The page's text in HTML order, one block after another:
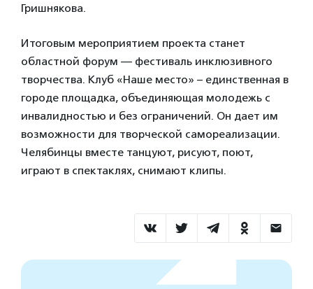
Гришнякова.
Итоговым мероприятием проекта станет
областной форум — фестиваль инклюзивного
творчества. Клуб «Наше место» – единственная в
городе площадка, объединяющая молодежь с
инвалидностью и без ограничений. Он дает им
возможности для творческой самореализации.
Челябинцы вместе танцуют, рисуют, поют,
играют в спектаклях, снимают клипы.